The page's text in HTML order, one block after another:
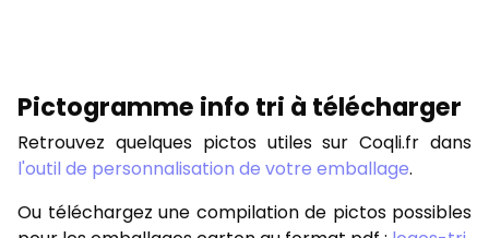
Pictogramme info tri à télécharger
Retrouvez quelques pictos utiles sur Coqli.fr dans
l'outil de personnalisation de votre emballage.
Ou téléchargez une compilation de pictos possibles